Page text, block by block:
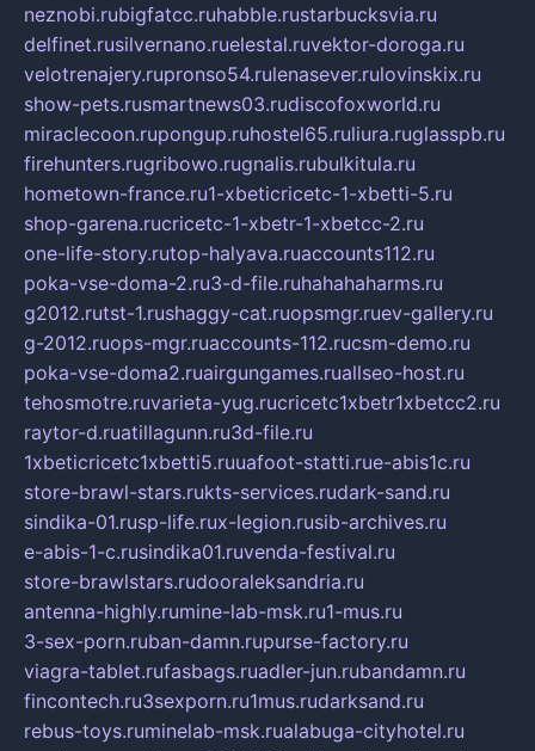
neznobi.rubigfatcc.ruhabble.rustarbucksvia.ru
delfinet.rusilvernano.ruelestal.ruvektor-doroga.ru
velotrenajery.rupronso54.rulenasever.rulovinskix.ru
show-pets.rusmartnews03.rudiscofoxworld.ru
miraclecoon.rupongup.ruhostel65.ruliura.ruglasspb.ru
firehunters.rugribowo.rugnalis.rubulkitula.ru
hometown-france.ru1-xbeticricetc-1-xbetti-5.ru
shop-garena.rucricetc-1-xbetr-1-xbetcc-2.ru
one-life-story.rutop-halyava.ruaccounts112.ru
poka-vse-doma-2.ru3-d-file.ruhahahaharms.ru
g2012.rutst-1.rushaggy-cat.ruopsmgr.ruev-gallery.ru
g-2012.ruops-mgr.ruaccounts-112.rucsm-demo.ru
poka-vse-doma2.ruairgungames.ruallseo-host.ru
tehosmotre.ruvarieta-yug.rucricetc1xbetr1xbetcc2.ru
raytor-d.ruatillagunn.ru3d-file.ru
1xbeticricetc1xbetti5.ruuafoot-statti.rue-abis1c.ru
store-brawl-stars.rukts-services.rudark-sand.ru
sindika-01.rusp-life.rux-legion.rusib-archives.ru
e-abis-1-c.rusindika01.ruvenda-festival.ru
store-brawlstars.rudooraleksandria.ru
antenna-highly.rumine-lab-msk.ru1-mus.ru
3-sex-porn.ruban-damn.rupurse-factory.ru
viagra-tablet.rufasbags.ruadler-jun.rubandamn.ru
fincontech.ru3sexporn.ru1mus.rudarksand.ru
rebus-toys.ruminelab-msk.rualabuga-cityhotel.ru